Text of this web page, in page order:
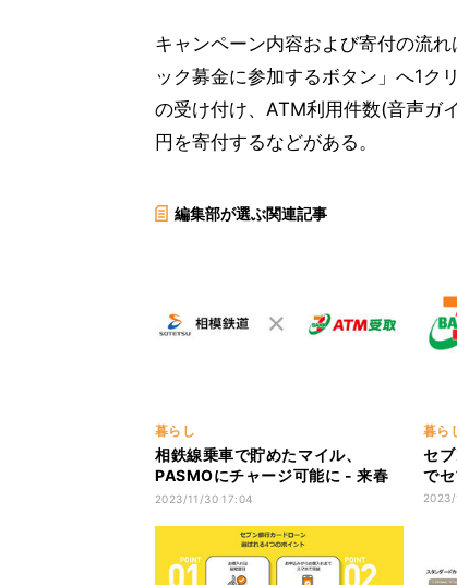
キャンペーン内容および寄付の流
ック募金に参加するボタン」へ1ク
の受け付け、ATM利用件数(音声ガ
円を寄付するなどがある。
編集部が選ぶ関連記事
暮らし
相鉄線乗車で貯めたマイル、
PASMOにチャージ可能に - 来春
からセブン銀行ATMにて
2023/11/30 17:04
暮ら
セ
で